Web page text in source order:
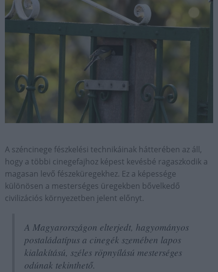
A széncinege fészkelési technikáinak hátterében az áll,
hogy a többi cinegefajhoz képest kevésbé ragaszkodik a
magasan levő fészeküregekhez. Ez a képessége
különösen a mesterséges üregekben bővelkedő
civilizációs környezetben jelent előnyt.
A Magyarországon elterjedt, hagyományos
postaládatípus a cinegék szemében lapos
kialakítású, széles röpnyílású mesterséges
odúnak tekinthető.